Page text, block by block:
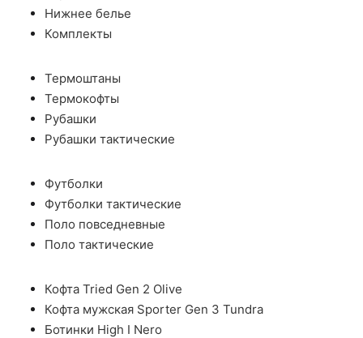
Нижнее белье
Комплекты
Термоштаны
Термокофты
Рубашки
Рубашки тактические
Футболки
Футболки тактические
Поло повседневные
Поло тактические
Кофта Tried Gen 2 Olive
Кофта мужская Sporter Gen 3 Tundra
Ботинки High I Nero